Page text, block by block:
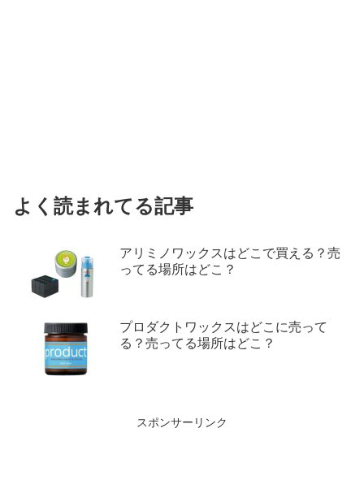
よく読まれてる記事
アリミノワックスはどこで買える？売
ってる場所はどこ？
プロダクトワックスはどこに売って
る？売ってる場所はどこ？
スポンサーリンク